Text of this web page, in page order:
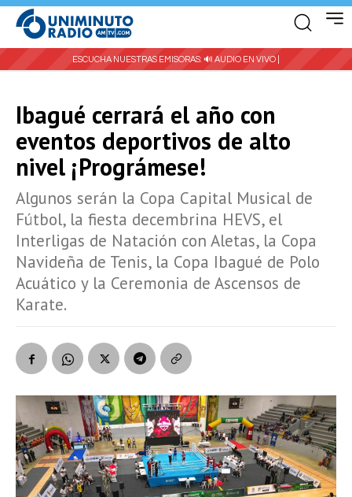
ESCUCHA NUESTRAS EMISORAS: 🔊 AUDIO EN VIVO |
Ibagué cerrará el año con
eventos deportivos de alto
nivel ¡Prográmese!
Algunos serán la Copa Capital Musical de
Fútbol, la fiesta decembrina HEVS, el
Interligas de Natación con Aletas, la Copa
Navideña de Tenis, la Copa Ibagué de Polo
Acuático y la Ceremonia de Ascensos de
Karate.